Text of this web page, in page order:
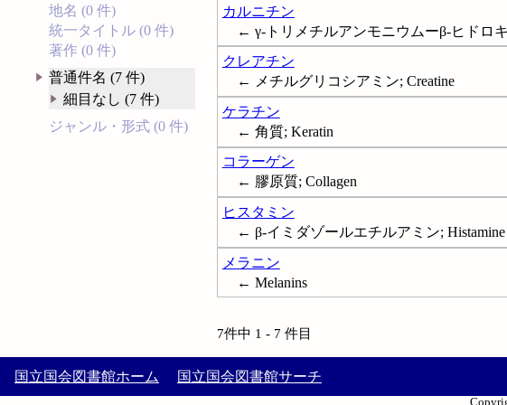
地名 (0 件)
統一タイトル (0 件)
著作 (0 件)
普通件名 (7 件)
細目なし (7 件)
ジャンル・形式 (0 件)
カルニチン
← γ-トリメチルアンモニウムーβ-ヒドロ
クレアチン
← メチルグリコシアミン; Creatine
ケラチン
← 角質; Keratin
コラーゲン
← 膠原質; Collagen
ヒスタミン
← β-イミダゾールエチルアミン; Histamine
メラニン
← Melanins
7件中 1 - 7 件目
国立国会図書館ホーム 国立国会図書館サーチ